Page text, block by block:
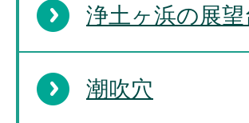
浄土ヶ浜の展望
潮吹穴